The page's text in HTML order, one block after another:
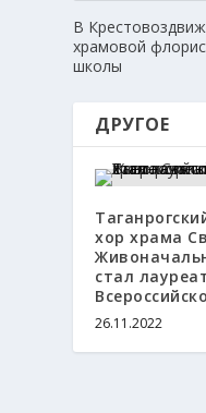
В
храмовой
школы
ДРУГОЕ
хор храма
стал
26.11.2022